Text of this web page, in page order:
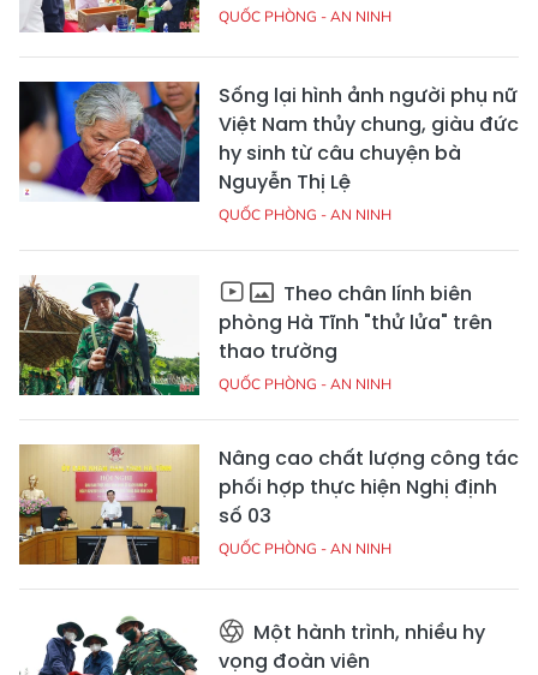
QUỐC PHÒNG - AN NINH
Sống lại hình ảnh người phụ nữ
Việt Nam thủy chung, giàu đức
hy sinh từ câu chuyện bà
Nguyễn Thị Lệ
QUỐC PHÒNG - AN NINH
Theo chân lính biên
phòng Hà Tĩnh "thử lửa" trên
thao trường
QUỐC PHÒNG - AN NINH
Nâng cao chất lượng công tác
phối hợp thực hiện Nghị định
số 03
QUỐC PHÒNG - AN NINH
Một hành trình, nhiều hy
vọng đoàn viên